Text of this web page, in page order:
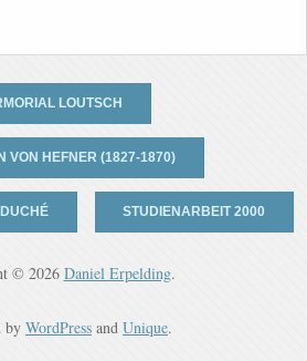
LOUTSCH
VON HEFNER (1827-1870)
STUDIENARBEIT 2000
© 2026 Daniel Erpelding.
by WordPress and Unique.